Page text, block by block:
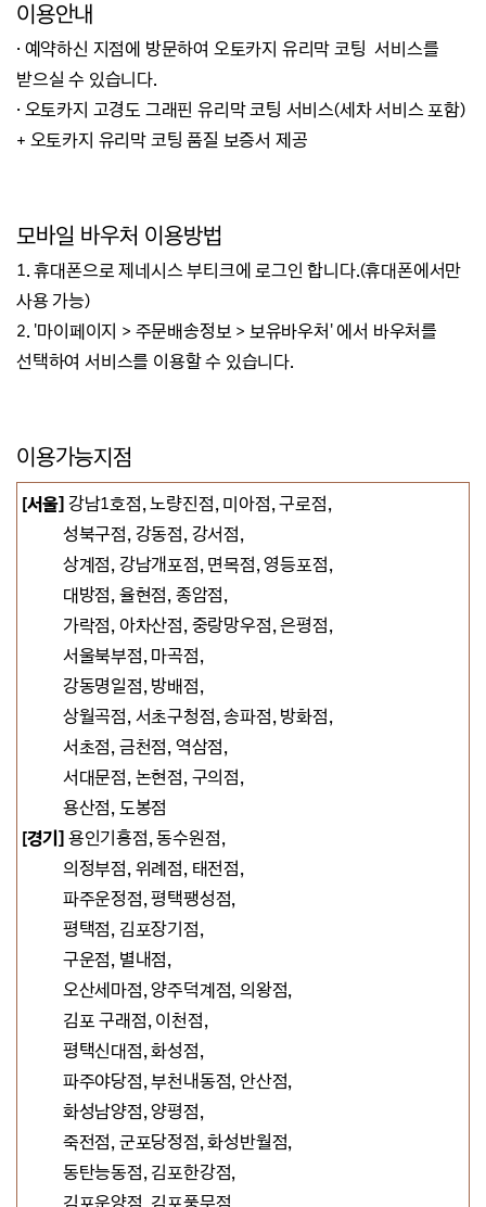
이용안내
· 예약하신 지점에 방문하여 오토카지 유리막 코팅 서비스를
받으실 수 있습니다.
· 오토카지 고경도 그래핀 유리막 코팅 서비스(세차 서비스 포함)
+ 오토카지 유리막 코팅 품질 보증서 제공
모바일 바우처 이용방법
1. 휴대폰으로 제네시스 부티크에 로그인 합니다.(휴대폰에서만
사용 가능)
2. '마이페이지 > 주문배송정보 > 보유바우처' 에서 바우처를
선택하여 서비스를 이용할 수 있습니다.
이용가능지점
[서울] 강남1호점, 노량진점, 미아점,구로점,
성북구점, 강동점, 강서점,
상계점, 강남개포점, 면목점, 영등포점,
대방점, 율현점, 종암점,
가락점, 아차산점, 중랑망우점,은평점,
서울북부점, 마곡점,
강동명일점, 방배점,
상월곡점, 서초구청점, 송파점, 방화점,
서초점, 금천점, 역삼점,
서대문점, 논현점, 구의점,
용산점, 도봉점
[경기] 용인기흥점, 동수원점,
의정부점, 위례점, 태전점,
파주운정점,평택팽성점,
평택점, 김포장기점,
구운점, 별내점,
오산세마점,양주덕계점, 의왕점,
김포 구래점, 이천점,
평택신대점,화성점,
파주야당점,부천내동점, 안산점,
화성남양점, 양평점,
죽전점, 군포당정점, 화성반월점,
동탄능동점, 김포한강점,